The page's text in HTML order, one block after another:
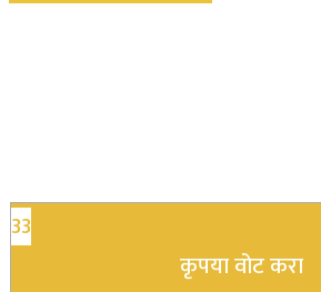
33
कृपया वोट करा